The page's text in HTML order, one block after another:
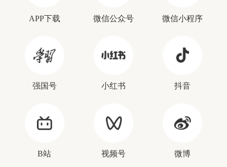
APP下载 微信公众号 微信小程序
强国号 小红书 抖音
B站 视频号 微博